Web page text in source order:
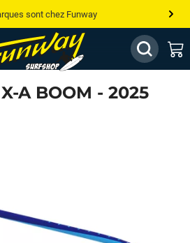
sont chez Funway
sur le windsurf, wingfoil, etc...
— Moins cher ailleurs ? On s’aligne !
pro ? Appelle nous !
A BOOM - 2025